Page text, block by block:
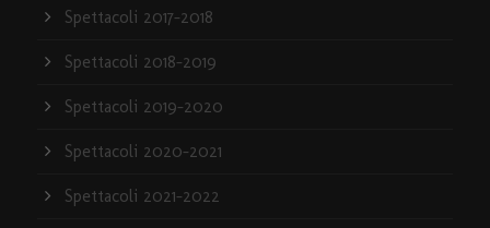
Spettacoli 2017-2018
Spettacoli 2018-2019
Spettacoli 2019-2020
Spettacoli 2020-2021
Spettacoli 2021-2022